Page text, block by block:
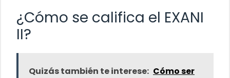
¿Cómo se califica el EXANI
II?
Quizás también te interese: Cómo ser